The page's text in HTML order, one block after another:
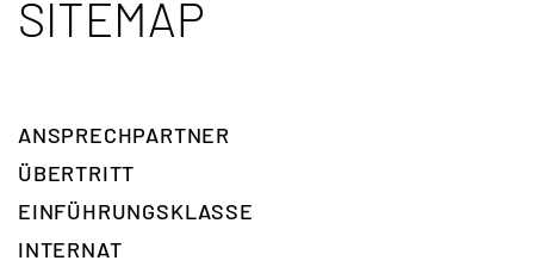
SITEMAP
ANSPRECH­PARTNER
ÜBERTRITT
EINFÜHRUNGSKLASSE
INTERNAT